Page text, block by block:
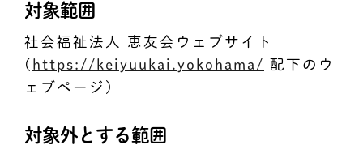
対象範囲
社会福祉法人 恵友会ウェブサイト
( https://keiyuukai.yokohama/ 配下のウ
ェブページ)
対象外とする範囲